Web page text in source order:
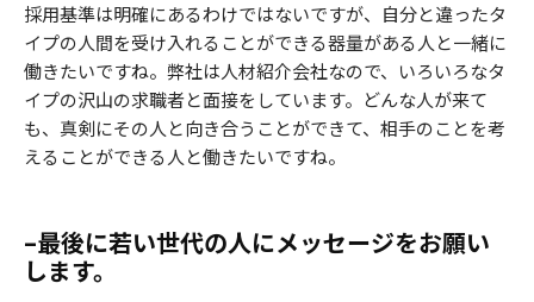
採用基準は明確にあるわけではないですが、自分と違ったタ
イプの人間を受け入れることができる器量がある人と一緒に
働きたいですね。弊社は人材紹介会社なので、いろいろなタ
イプの沢山の求職者と面接をしています。どんな人が来て
も、真剣にその人と向き合うことができて、相手のことを考
えることができる人と働きたいですね。
–最後に若い世代の人にメッセージをお願い
します。